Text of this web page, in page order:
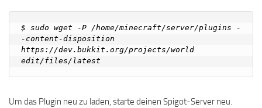
$ sudo wget -P /home/minecraft/server/plugins -
-content-disposition
https://dev.bukkit.org/projects/world
Um das Plugin neu zu laden, starte deinen Spigot-Server neu.